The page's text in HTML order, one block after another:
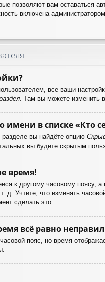
позволяют вам оставаться
включена
все ваши
. Там вы можете изменить
имени в списке «Кто
вы найдёте опцию
вы будете скрытым
время!
к другому часовому поясу,
д. Учтите, что изменять
сделать это.
всё равно
пояс, но время